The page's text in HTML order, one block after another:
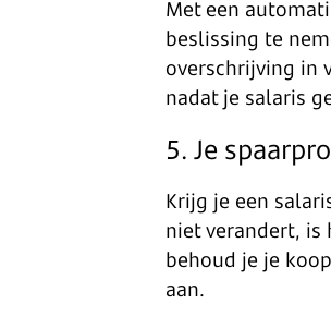
Met een
beslissing te
overschrijving in
nadat je salaris
5. Je
Krijg je een
niet verandert,
behoud je je
aan.